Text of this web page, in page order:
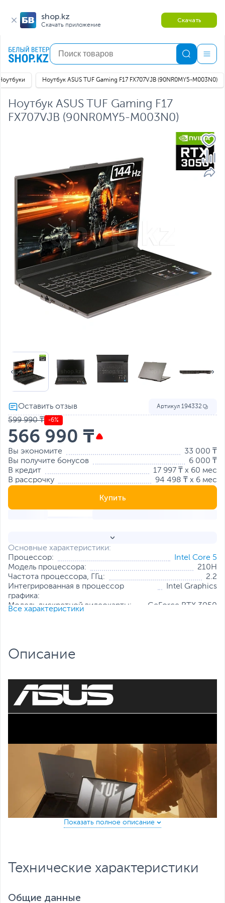
shop.kz
Скачать приложение
Скачать
Ноутбук ASUS TUF Gaming F17 FX707VJB (90NR0MY5-M003N0)
Ноутбук ASUS TUF Gaming F17
FX707VJB (90NR0MY5-M003N0)
Основные характеристики:
Процессор:
Intel Core 5
Модель процессора:
210H
Частота процессора, ГГц:
2.2
Интегрированная в процессор
графика:
Intel Graphics
Модель дискретной видеокарты:
GeForce RTX 3050
Твердотельный накопитель:
Все характеристики
Все характеристики
Артикул 194332
599 990 ₸ -6%
566 990 ₸
Вы экономите
33 000 ₸
Вы получите бонусов
6 000 ₸
В кредит
17 997 ₸ x 60 мес
В рассрочку
94 498 ₸ x 6 мес
Купить
Описание
Технические характеристики
Общие данные